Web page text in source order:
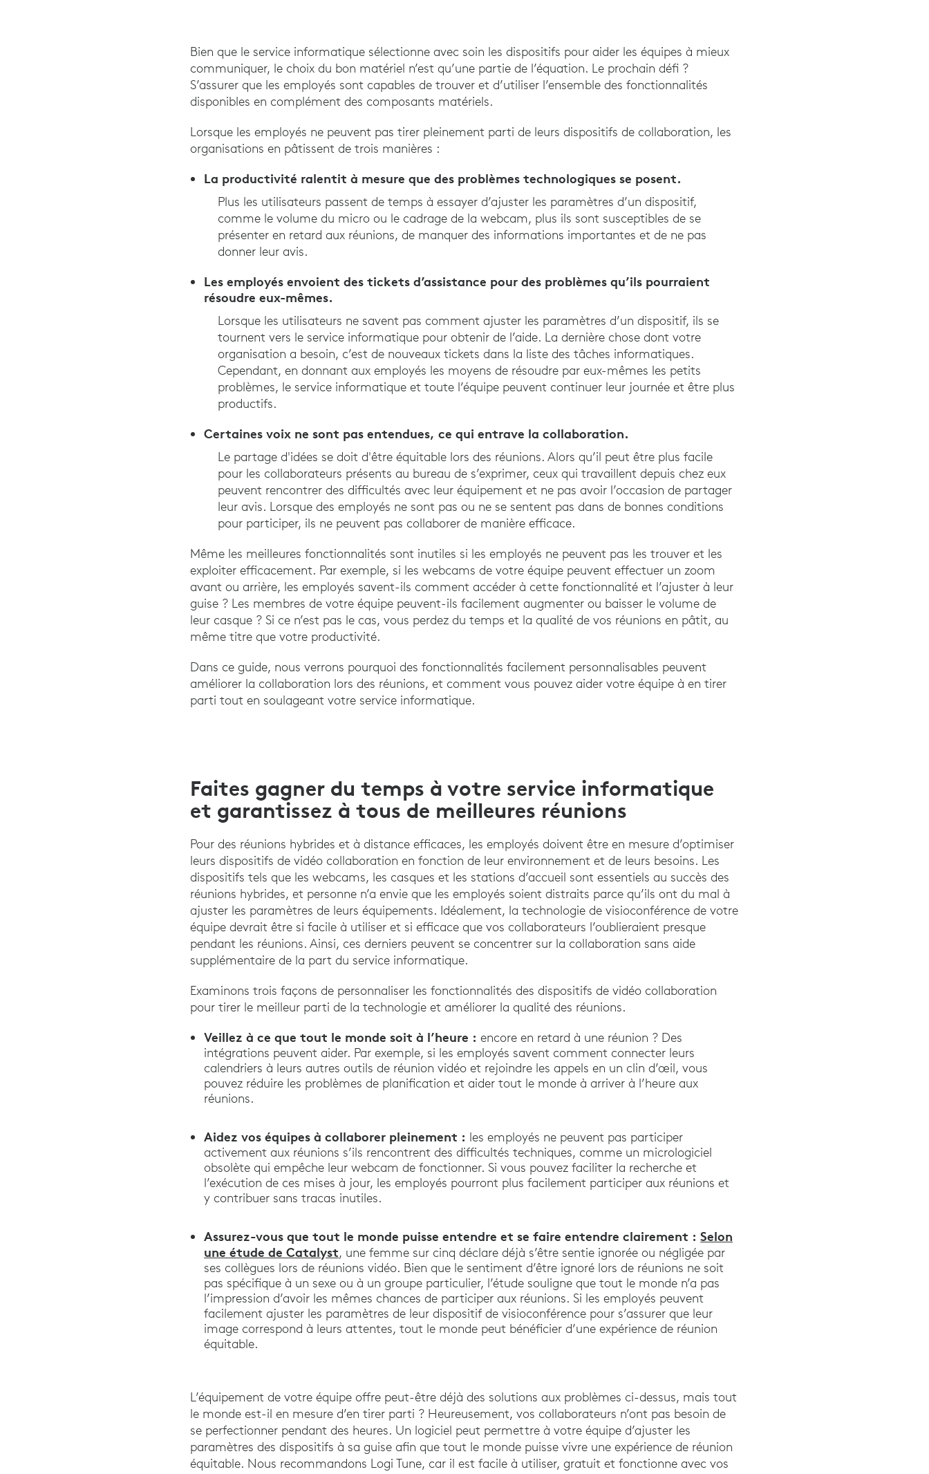
Bien que le service informatique sélectionne avec soin les dispositifs pour aider les équipes à mieux
communiquer, le choix du bon matériel n’est qu’une partie de l’équation. Le prochain défi ?
S’assurer que les employés sont capables de trouver et d’utiliser l’ensemble des fonctionnalités
disponibles en complément des composants matériels.
Lorsque les employés ne peuvent pas tirer pleinement parti de leurs dispositifs de collaboration, les
organisations en pâtissent de trois manières :
La productivité ralentit à mesure que des problèmes technologiques se posent.
Plus les utilisateurs passent de temps à essayer d’ajuster les paramètres d’un dispositif,
comme le volume du micro ou le cadrage de la webcam, plus ils sont susceptibles de se
présenter en retard aux réunions, de manquer des informations importantes et de ne pas
donner leur avis.
Les employés envoient des tickets d’assistance pour des problèmes qu’ils pourraient
résoudre eux-mêmes.
Lorsque les utilisateurs ne savent pas comment ajuster les paramètres d’un dispositif, ils se
tournent vers le service informatique pour obtenir de l’aide. La dernière chose dont votre
organisation a besoin, c’est de nouveaux tickets dans la liste des tâches informatiques.
Cependant, en donnant aux employés les moyens de résoudre par eux-mêmes les petits
problèmes, le service informatique et toute l’équipe peuvent continuer leur journée et être plus
productifs.
Certaines voix ne sont pas entendues, ce qui entrave la collaboration.
Le partage d'idées se doit d'être équitable lors des réunions. Alors qu’il peut être plus facile
pour les collaborateurs présents au bureau de s’exprimer, ceux qui travaillent depuis chez eux
peuvent rencontrer des difficultés avec leur équipement et ne pas avoir l’occasion de partager
leur avis. Lorsque des employés ne sont pas ou ne se sentent pas dans de bonnes conditions
pour participer, ils ne peuvent pas collaborer de manière efficace.
Même les meilleures fonctionnalités sont inutiles si les employés ne peuvent pas les trouver et les
exploiter efficacement. Par exemple, si les webcams de votre équipe peuvent effectuer un zoom
avant ou arrière, les employés savent-ils comment accéder à cette fonctionnalité et l’ajuster à leur
guise ? Les membres de votre équipe peuvent-ils facilement augmenter ou baisser le volume de
leur casque ? Si ce n’est pas le cas, vous perdez du temps et la qualité de vos réunions en pâtit, au
même titre que votre productivité.
Dans ce guide, nous verrons pourquoi des fonctionnalités facilement personnalisables peuvent
améliorer la collaboration lors des réunions, et comment vous pouvez aider votre équipe à en tirer
parti tout en soulageant votre service informatique.
Faites gagner du temps à votre service informatique
et garantissez à tous de meilleures réunions
Pour des réunions hybrides et à distance efficaces, les employés doivent être en mesure d’optimiser
leurs dispositifs de vidéo collaboration en fonction de leur environnement et de leurs besoins. Les
dispositifs tels que les webcams, les casques et les stations d’accueil sont essentiels au succès des
réunions hybrides, et personne n’a envie que les employés soient distraits parce qu’ils ont du mal à
ajuster les paramètres de leurs équipements. Idéalement, la technologie de visioconférence de votre
équipe devrait être si facile à utiliser et si efficace que vos collaborateurs l’oublieraient presque
pendant les réunions. Ainsi, ces derniers peuvent se concentrer sur la collaboration sans aide
supplémentaire de la part du service informatique.
Examinons trois façons de personnaliser les fonctionnalités des dispositifs de vidéo collaboration
pour tirer le meilleur parti de la technologie et améliorer la qualité des réunions.
Veillez à ce que tout le monde soit à l’heure : encore en retard à une réunion ? Des
intégrations peuvent aider. Par exemple, si les employés savent comment connecter leurs
calendriers à leurs autres outils de réunion vidéo et rejoindre les appels en un clin d’œil, vous
pouvez réduire les problèmes de planification et aider tout le monde à arriver à l’heure aux
réunions.
Aidez vos équipes à collaborer pleinement : les employés ne peuvent pas participer
activement aux réunions s’ils rencontrent des difficultés techniques, comme un micrologiciel
obsolète qui empêche leur webcam de fonctionner. Si vous pouvez faciliter la recherche et
l’exécution de ces mises à jour, les employés pourront plus facilement participer aux réunions et
y contribuer sans tracas inutiles.
Assurez-vous que tout le monde puisse entendre et se faire entendre clairement :Selon
une étude de Catalyst, une femme sur cinq déclare déjà s’être sentie ignorée ou négligée par
ses collègues lors de réunions vidéo. Bien que le sentiment d’être ignoré lors de réunions ne soit
pas spécifique à un sexe ou à un groupe particulier, l’étude souligne que tout le monde n’a pas
l’impression d’avoir les mêmes chances de participer aux réunions. Si les employés peuvent
facilement ajuster les paramètres de leur dispositif de visioconférence pour s’assurer que leur
image correspond à leurs attentes, tout le monde peut bénéficier d’une expérience de réunion
équitable.
L’équipement de votre équipe offre peut-être déjà des solutions aux problèmes ci-dessus, mais tout
le monde est-il en mesure d’en tirer parti ? Heureusement, vos collaborateurs n’ont pas besoin de
se perfectionner pendant des heures. Un logiciel peut permettre à votre équipe d’ajuster les
paramètres des dispositifs à sa guise afin que tout le monde puisse vivre une expérience de réunion
équitable. Nous recommandons Logi Tune, car il est facile à utiliser, gratuit et fonctionne avec vos